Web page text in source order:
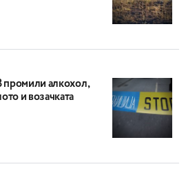
промили алкохол,
и возачката